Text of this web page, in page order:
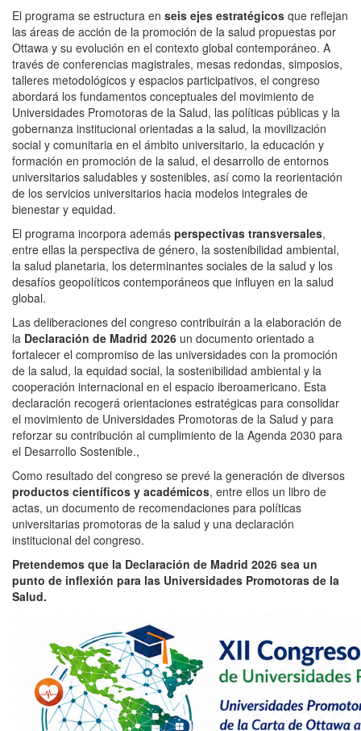
El programa se estructura en seis ejes estratégicos que reflejan
las áreas de acción de la promoción de la salud propuestas por
Ottawa y su evolución en el contexto global contemporáneo. A
través de conferencias magistrales, mesas redondas, simposios,
talleres metodológicos y espacios participativos, el congreso
abordará los fundamentos conceptuales del movimiento de
Universidades Promotoras de la Salud, las políticas públicas y la
gobernanza institucional orientadas a la salud, la movilización
social y comunitaria en el ámbito universitario, la educación y
formación en promoción de la salud, el desarrollo de entornos
universitarios saludables y sostenibles, así como la reorientación
de los servicios universitarios hacia modelos integrales de
bienestar y equidad.
El programa incorpora además perspectivas transversales,
entre ellas la perspectiva de género, la sostenibilidad ambiental,
la salud planetaria, los determinantes sociales de la salud y los
desafíos geopolíticos contemporáneos que influyen en la salud
global.
Las deliberaciones del congreso contribuirán a la elaboración de
la Declaración de Madrid 2026 un documento orientado a
fortalecer el compromiso de las universidades con la promoción
de la salud, la equidad social, la sostenibilidad ambiental y la
cooperación internacional en el espacio iberoamericano. Esta
declaración recogerá orientaciones estratégicas para consolidar
el movimiento de Universidades Promotoras de la Salud y para
reforzar su contribución al cumplimiento de la Agenda 2030 para
el Desarrollo Sostenible.,
Como resultado del congreso se prevé la generación de diversos
productos científicos y académicos, entre ellos un libro de
actas, un documento de recomendaciones para políticas
universitarias promotoras de la salud y una declaración
institucional del congreso.
Pretendemos que la Declaración de Madrid 2026 sea un
punto de inflexión para las Universidades Promotoras de la
Salud.